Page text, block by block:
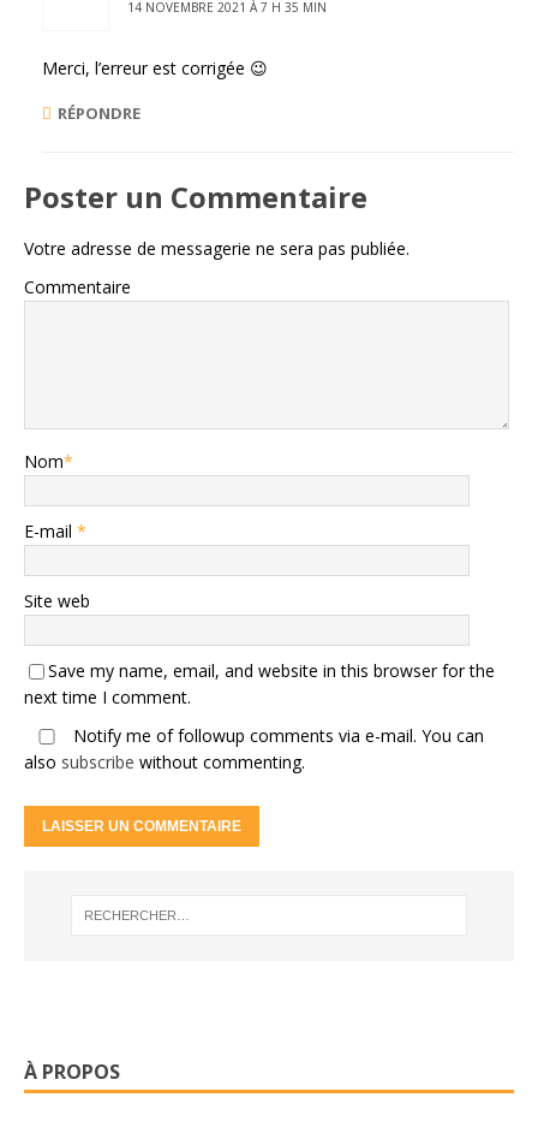
14 NOVEMBRE 2021 À 7 H 35 MIN
Merci, l’erreur est corrigée 😉
RÉPONDRE
Poster un Commentaire
Votre adresse de messagerie ne sera pas publiée.
Commentaire
Nom*
E-mail *
Site web
Save my name, email, and website in this browser for the
next time I comment.
Notify me of followup comments via e-mail. You can
also subscribe without commenting.
À PROPOS